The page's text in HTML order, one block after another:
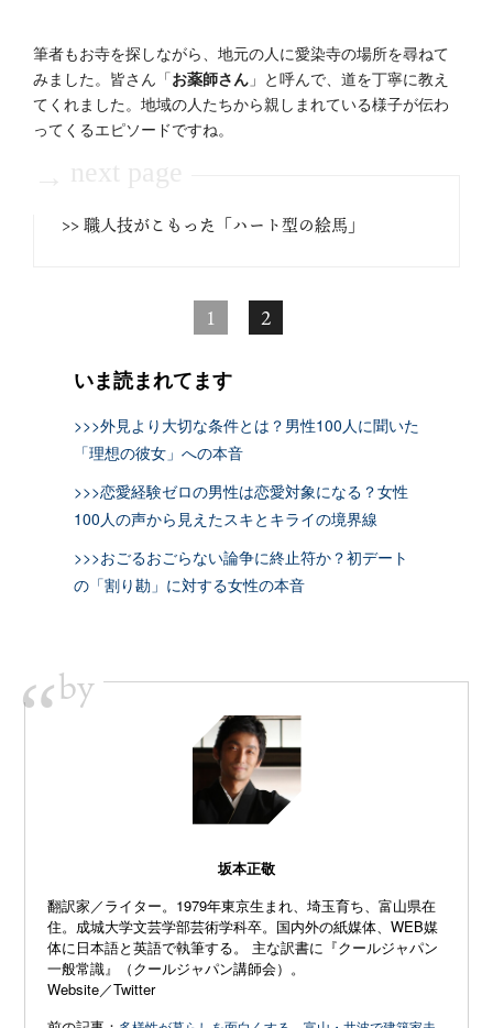
筆者もお寺を探しながら、地元の人に愛染寺の場所を尋ねて
みました。皆さん「お薬師さん 」と呼んで、道を丁寧に教え
てくれました。地域の人たちから親しまれている様子が伝わ
ってくるエピソードですね。
>> 職人技がこもった「ハート型の絵馬」
1 2
いま読まれてます
>>>外見より大切な条件とは？男性100人に聞いた
「理想の彼女」への本音
>>>恋愛経験ゼロの男性は恋愛対象になる？女性
100人の声から見えたスキとキライの境界線
>>>おごるおごらない論争に終止符か？初デート
の「割り勘」に対する女性の本音
“by
坂本正敬
翻訳家／ライター。1979年東京生まれ、埼玉育ち、富山県在
住。成城大学文芸学部芸術学科卒。国内外の紙媒体、WEB媒
体に日本語と英語で執筆する。 主な訳書に『クールジャパン
一般常識』（クールジャパン講師会）。
Website／Twitter